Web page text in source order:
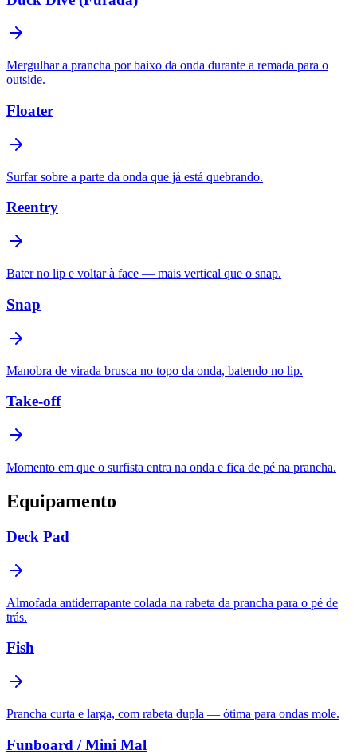
Mergulhar a prancha por baixo da onda durante a remada para o
outside.
Floater
Surfar sobre a parte da onda que já está quebrando.
Reentry
Bater no lip e voltar à face — mais vertical que o snap.
Snap
Manobra de virada brusca no topo da onda, batendo no lip.
Take-off
Momento em que o surfista entra na onda e fica de pé na prancha.
Equipamento
Deck Pad
Almofada antiderrapante colada na rabeta da prancha para o pé de
trás.
Fish
Prancha curta e larga, com rabeta dupla — ótima para ondas mole.
Funboard / Mini Mal